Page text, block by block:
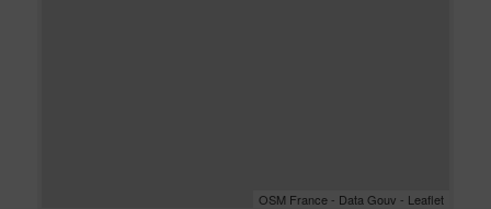
OSM France - Data Gouv - Leaflet